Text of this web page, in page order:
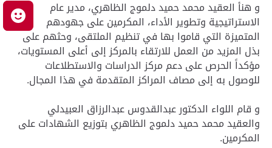
و هنأ العقيد محمد حميد دلموج الظاهري، مدير عام
الاستراتيجية وتطوير الأداء، المكرمين على جهودهم
المتميزة التي قاموا بها في تنظيم الملتقى، وحثهم على
بذل المزيد من العمل للارتقاء بالمركز إلى أعلى المستويات،
مؤكداً الحرص على دعم مركز الدراسات والاستطلاعات
للوصول به إلى مصاف المراكز المتقدمة في هذا المجال.
و قام اللواء الدكتور عبدالقدوس عبدالرزاق العبيدلي
والعقيد محمد حميد دلموج الظاهري بتوزيع الشهادات على
المكرمين.